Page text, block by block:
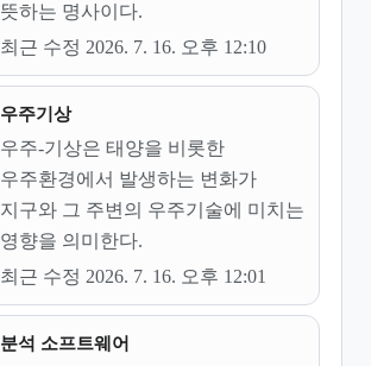
뜻하는 명사이다.
최근 수정 2026. 7. 16. 오후 12:10
우주기상
우주-기상은 태양을 비롯한
우주환경에서 발생하는 변화가
지구와 그 주변의 우주기술에 미치는
영향을 의미한다.
최근 수정 2026. 7. 16. 오후 12:01
분석 소프트웨어